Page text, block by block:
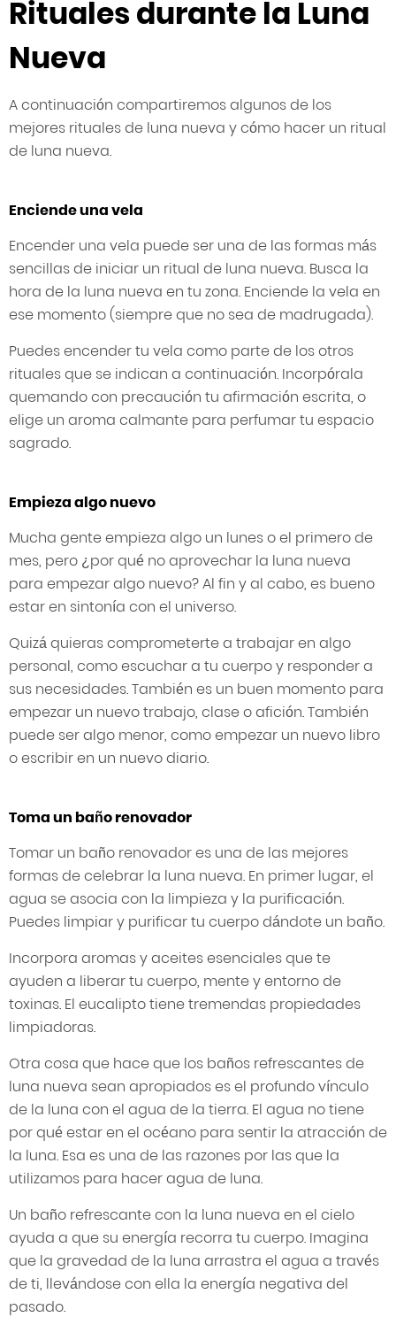
Rituales durante la Luna
Nueva
A continuación compartiremos algunos de los
mejores rituales de luna nueva y cómo hacer un ritual
de luna nueva.
Enciende una vela
Encender una vela puede ser una de las formas más
sencillas de iniciar un ritual de luna nueva. Busca la
hora de la luna nueva en tu zona. Enciende la vela en
ese momento (siempre que no sea de madrugada).
Puedes encender tu vela como parte de los otros
rituales que se indican a continuación. Incorpórala
quemando con precaución tu afirmación escrita, o
elige un aroma calmante para perfumar tu espacio
sagrado.
Empieza algo nuevo
Mucha gente empieza algo un lunes o el primero de
mes, pero ¿por qué no aprovechar la luna nueva
para empezar algo nuevo? Al fin y al cabo, es bueno
estar en sintonía con el universo.
Quizá quieras comprometerte a trabajar en algo
personal, como escuchar a tu cuerpo y responder a
sus necesidades. También es un buen momento para
empezar un nuevo trabajo, clase o afición. También
puede ser algo menor, como empezar un nuevo libro
o escribir en un nuevo diario.
Toma un baño renovador
Tomar un baño renovador es una de las mejores
formas de celebrar la luna nueva. En primer lugar, el
agua se asocia con la limpieza y la purificación.
Puedes limpiar y purificar tu cuerpo dándote un baño.
Incorpora aromas y aceites esenciales que te
ayuden a liberar tu cuerpo, mente y entorno de
toxinas. El eucalipto tiene tremendas propiedades
limpiadoras.
Otra cosa que hace que los baños refrescantes de
luna nueva sean apropiados es el profundo vínculo
de la luna con el agua de la tierra. El agua no tiene
por qué estar en el océano para sentir la atracción de
la luna. Esa es una de las razones por las que la
utilizamos para hacer agua de luna.
Un baño refrescante con la luna nueva en el cielo
ayuda a que su energía recorra tu cuerpo. Imagina
que la gravedad de la luna arrastra el agua a través
de ti, llevándose con ella la energía negativa del
pasado.